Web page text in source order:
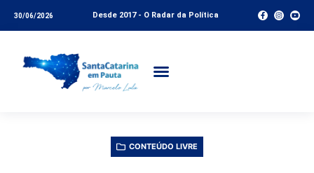
30/06/2026 Desde 2017 - O Radar da Política
CONTEÚDO LIVRE